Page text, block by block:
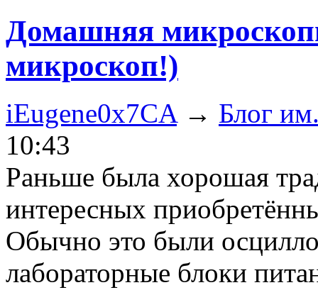
Домашняя
микроскоп!)
iEugene0x7CA → Блог
10:43
Раньше была хорошая
интересных
Обычно это были
лабораторные блоки